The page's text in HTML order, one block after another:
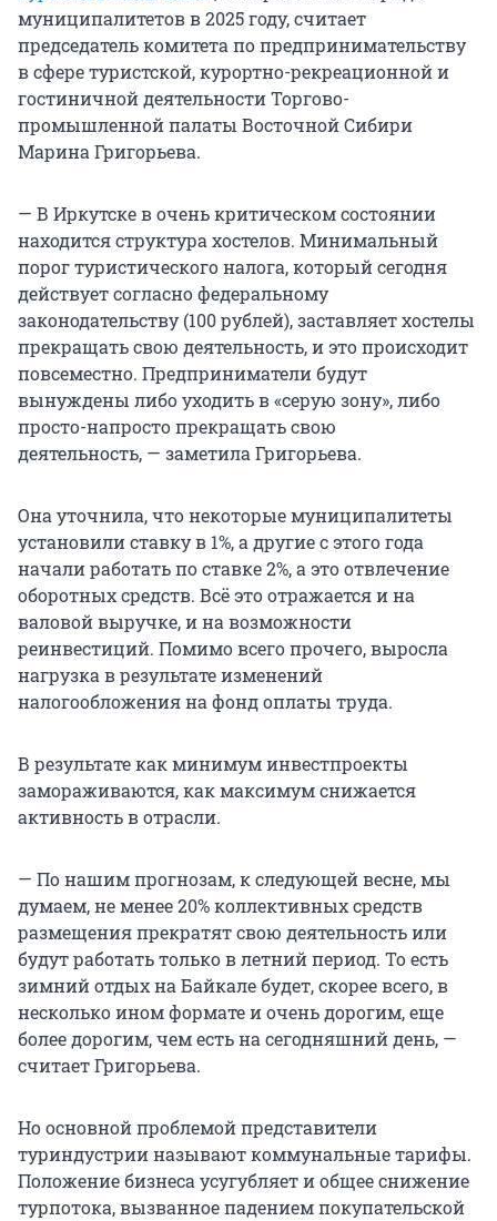
муниципалитетов в 2025 году, считает
председатель комитета по предпринимательству
в сфере туристской, курортно-рекреационной и
гостиничной деятельности Торгово-
промышленной палаты Восточной Сибири
Марина Григорьева.
— В Иркутске в очень критическом состоянии
находится структура хостелов. Минимальный
порог туристического налога, который сегодня
действует согласно федеральному
законодательству (100 рублей), заставляет хостелы
прекращать свою деятельность, и это происходит
повсеместно. Предприниматели будут
вынуждены либо уходить в «серую зону», либо
просто-напросто прекращать свою
деятельность, — заметила Григорьева.
Она уточнила, что некоторые муниципалитеты
установили ставку в 1%, а другие с этого года
начали работать по ставке 2%, а это отвлечение
оборотных средств. Всё это отражается и на
валовой выручке, и на возможности
реинвестиций. Помимо всего прочего, выросла
нагрузка в результате изменений
налогообложения на фонд оплаты труда.
В результате как минимум инвестпроекты
замораживаются, как максимум снижается
активность в отрасли.
— По нашим прогнозам, к следующей весне, мы
думаем, не менее 20% коллективных средств
размещения прекратят свою деятельность или
будут работать только в летний период. То есть
зимний отдых на Байкале будет, скорее всего, в
несколько ином формате и очень дорогим, еще
более дорогим, чем есть на сегодняшний день, —
считает Григорьева.
Но основной проблемой представители
туриндустрии называют коммунальные тарифы.
Положение бизнеса усугубляет и общее снижение
турпотока, вызванное падением покупательской